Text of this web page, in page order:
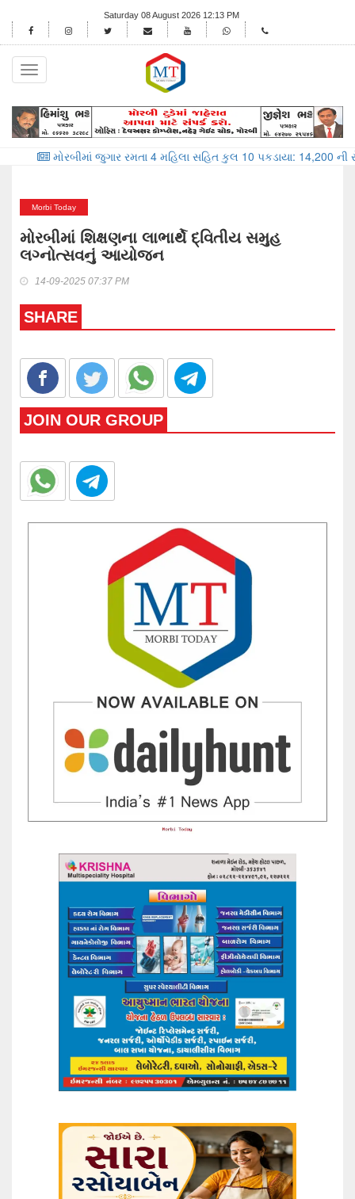
Saturday 08 August 2026 12:13 PM
Toggle
navigation
જુગાર રમતા 4 મહિલા સહિત કુલ 10 પકડાયા: 14,200 ની રોકડ કબ્જે
Morbi Today
મોરબીમાં શિક્ષણના લાભાર્થે દ્વિતીય સમુહ
લગ્નોત્સવનું આયોજન
14-09-2025 07:37 PM
SHARE
JOIN OUR GROUP